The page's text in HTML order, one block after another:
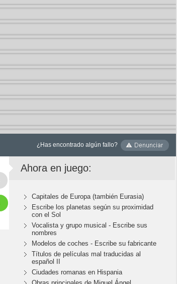
¿Has encontrado algún fallo?
Ahora en juego:
Capitales de Europa (también Eurasia)
Escribe los planetas según su proximidad
con el Sol
Vocalista y grupo musical - Escribe sus
nombres
Modelos de coches - Escribe su fabricante
Títulos de películas mal traducidas al
español II
Ciudades romanas en Hispania